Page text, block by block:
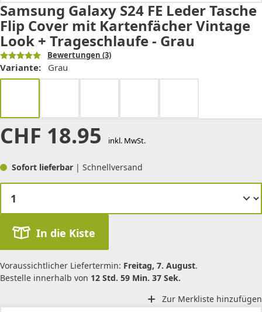
Samsung Galaxy S24 FE Leder Tasche
Flip Cover mit Kartenfächer Vintage
Look + Trageschlaufe - Grau
Bewertungen (3)
Variante: Grau
CHF 18.95 inkl. MwSt.
Sofort lieferbar | Schnellversand
In die Kiste
Voraussichtlicher Liefertermin: Freitag, 7. August.
Bestelle innerhalb von 12 Std. 59 Min. 37 Sek.
Zur Merkliste hinzufügen